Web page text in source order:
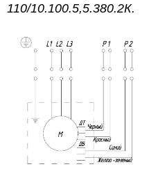
110/10.100.5,5.380.2К.